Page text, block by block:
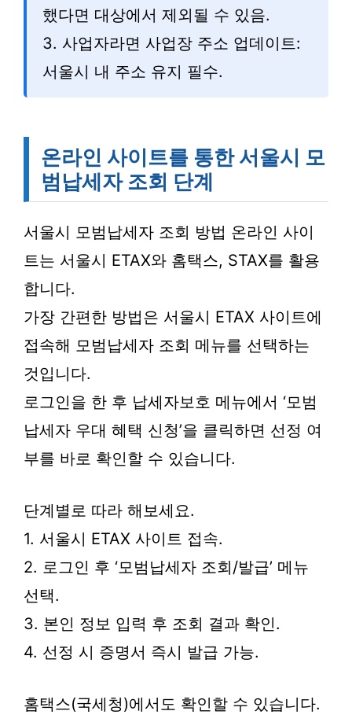
했다면 대상에서 제외될 수 있음.
3. 사업자라면 사업장 주소 업데이트:
서울시 내 주소 유지 필수.
온라인 사이트를 통한 서울시 모
범납세자 조회 단계
서울시 모범납세자 조회 방법 온라인 사이
트는 서울시 ETAX와 홈택스, STAX를 활용
합니다.
가장 간편한 방법은 서울시 ETAX 사이트에
접속해 모범납세자 조회 메뉴를 선택하는
것입니다.
로그인을 한 후 납세자보호 메뉴에서 ‘모범
납세자 우대 혜택 신청’을 클릭하면 선정 여
부를 바로 확인할 수 있습니다.
단계별로 따라 해보세요.
1. 서울시 ETAX 사이트 접속.
2. 로그인 후 ‘모범납세자 조회/발급’ 메뉴
선택.
3. 본인 정보 입력 후 조회 결과 확인.
4. 선정 시 증명서 즉시 발급 가능.
홈택스(국세청)에서도 확인할 수 있습니다.